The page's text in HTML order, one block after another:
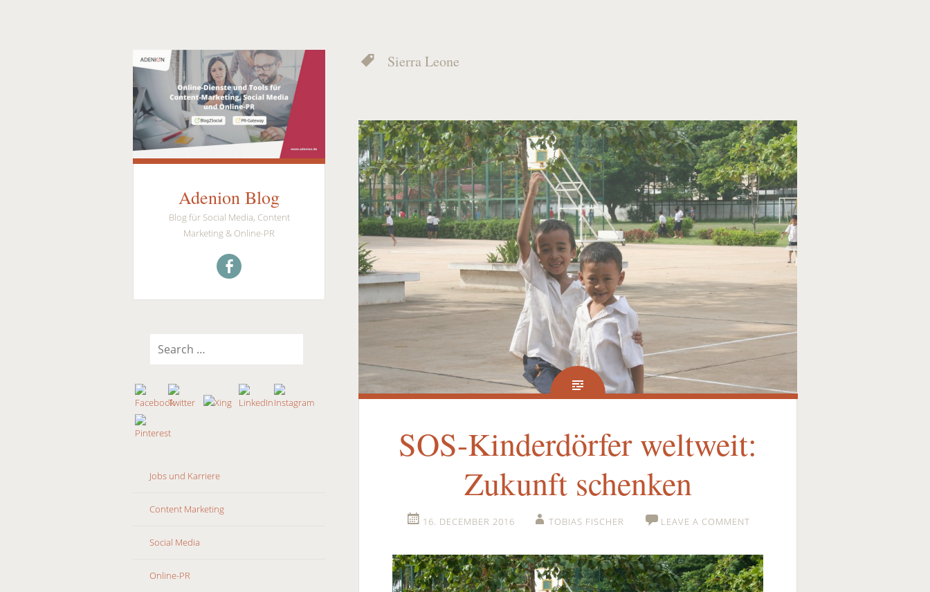
Adenion Blog
Blog für Social Media, Content
Marketing & Online-PR
TO
Jobs und Karriere
Content Marketing
Social Media
Online-PR
Sierra Leone
SOS-Kinderdörfer weltweit:
Zukunft schenken
16. DECEMBER 2016 TOBIAS FISCHER LEAVE A COMMENT